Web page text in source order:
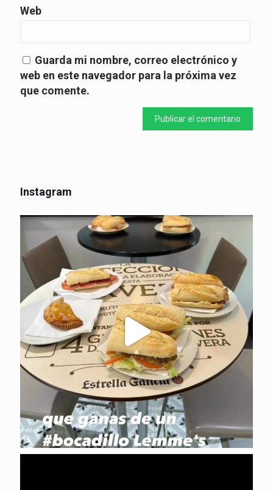
Web
Guarda mi nombre, correo electrónico y
web en este navegador para la próxima vez
que comente.
Instagram